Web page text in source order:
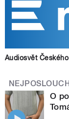
Audiosvět
O